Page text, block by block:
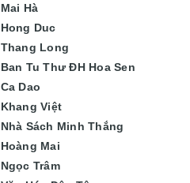
Mai Hà
Hong Duc
Thang Long
Ban Tu Thư ĐH Hoa Sen
Ca Dao
Khang Việt
Nhà Sách Minh Thắng
Hoàng Mai
Ngọc Trâm